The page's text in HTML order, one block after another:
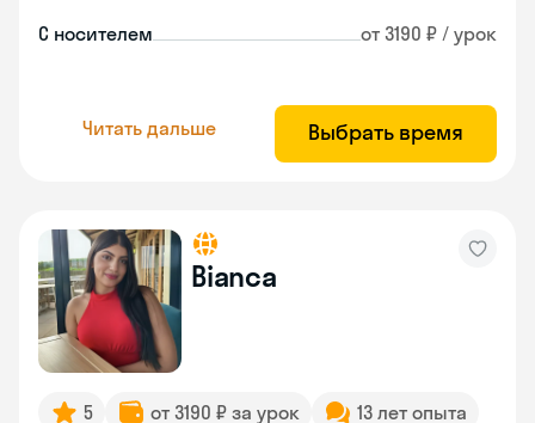
С носителем от 3190 ₽ / урок
Читать дальше Выбрать время
Bianca
5 от 3190 ₽ за урок 13 лет опыта